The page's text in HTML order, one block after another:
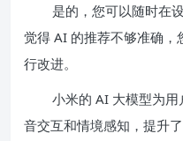
是的，您可以随时在
觉得 AI 的推荐不够准确
行改进。
小米的 AI 大模型为
音交互和情境感知，提升